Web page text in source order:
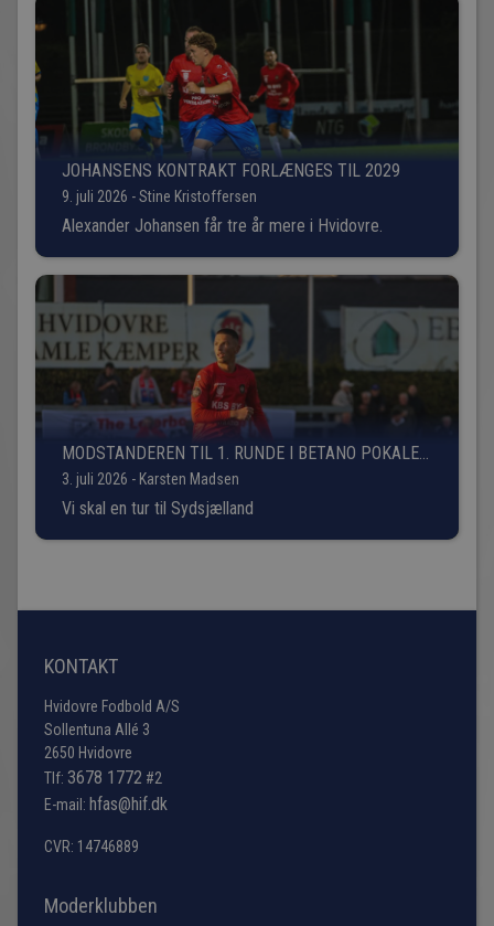
JOHANSENS KONTRAKT FORLÆNGES TIL 2029
9. juli 2026 - Stine Kristoffersen
Alexander Johansen får tre år mere i Hvidovre.
MODSTANDEREN TIL 1. RUNDE I BETANO POKALEN
ER FUNDET!
3. juli 2026 - Karsten Madsen
Vi skal en tur til Sydsjælland
KONTAKT
Hvidovre Fodbold A/S
Sollentuna Allé 3
2650 Hvidovre
Tlf: 3678 1772 #2
E-mail: hfas@hif.dk
CVR: 14746889
Moderklubben